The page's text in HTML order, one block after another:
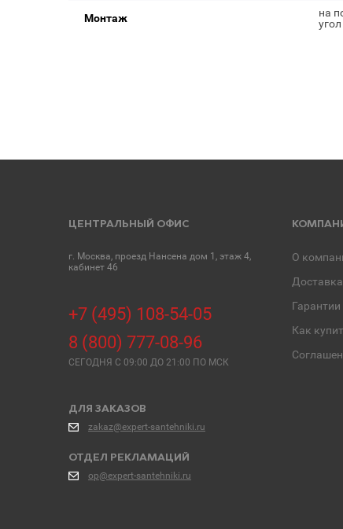
Монтаж
на
угол
ЦЕНТРАЛЬНЫЙ ОФИС
г. Москва, проезд Нансена дом 1, этаж 4,
кабинет 46
+7 (495) 108-54-05
8 (800) 777-08-96
СЕГОДНЯ C 09:00 ДО 21:00 ПО МСК
ДЛЯ ЗАКАЗОВ
zakaz@expert-santehniki.ru
ОТДЕЛ РЕКЛАМАЦИЙ
op@expert-santehniki.ru
О
Доставка
Гарантии
Как